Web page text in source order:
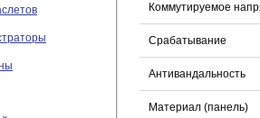
Коммутируемое
Срабатывание
Антивандальность
Материал (панель)